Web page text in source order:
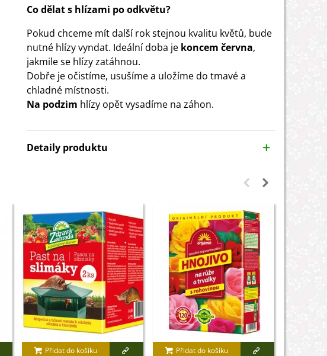
Co dělat s hlízami po odkvětu?
Pokud chceme mít další rok stejnou kvalitu květů, bude
nutné hlízy vyndat. Ideální doba je koncem června,
jakmile se hlízy zatáhnou.
Dobře je očistíme, usušíme a uložíme do tmavé a
chladné místnosti.
Na podzim hlízy opět vysadíme na záhon.
Detaily produktu
Přidat do košíku Přidat do košíku